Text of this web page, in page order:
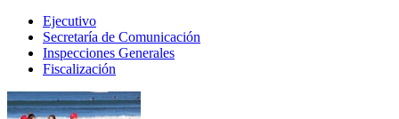
Ejecutivo
Secretaría de Comunicación
Inspecciones Generales
Fiscalización